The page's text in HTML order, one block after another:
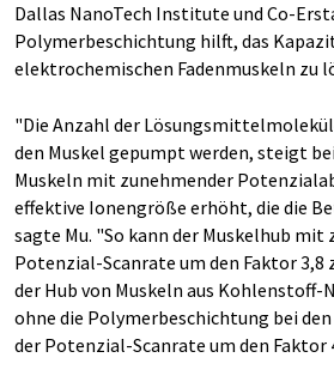
Dallas NanoTech Institute und Co-
Polymerbeschichtung hilft, das
elektrochemischen Fadenmuskeln zu
"Die Anzahl der
den Muskel gepumpt werden, steigt
Muskeln mit zunehmender
effektive Ionengröße erhöht, die die
sagte Mu. "So kann der Muskelhub mit
Potenzial-Scanrate um den Faktor 3,8
der Hub von Muskeln aus Kohlenstoff-
ohne die Polymerbeschichtung bei
der Potenzial-Scanrate um den Faktor